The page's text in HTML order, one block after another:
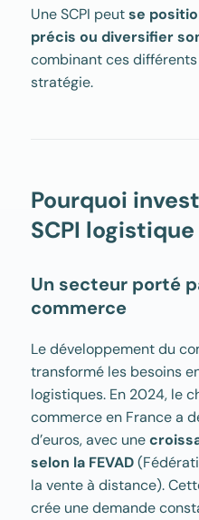
Une SCPI peutse
précis ou diversifier
combinant ces
stratégie.
Pourquoi
SCPI logistique
Un secteur porté
commerce
Le développement du
transformé les besoins
logistiques. En 2024, le
commerce en France a
d’euros, avec une
selon la FEVAD
la vente à distance).
crée une demande